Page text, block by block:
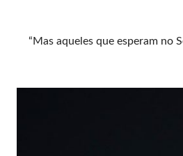
“Mas aqueles que esperam no